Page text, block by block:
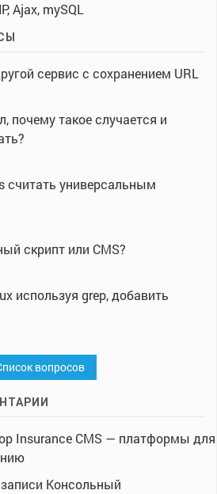
Ajax, mySQL
сервис с сохранением URL
почему такое случается и
считать универсальным
скрипт или CMS?
используя grep, добавить
вопросов
Insurance CMS — платформы для
Консольный